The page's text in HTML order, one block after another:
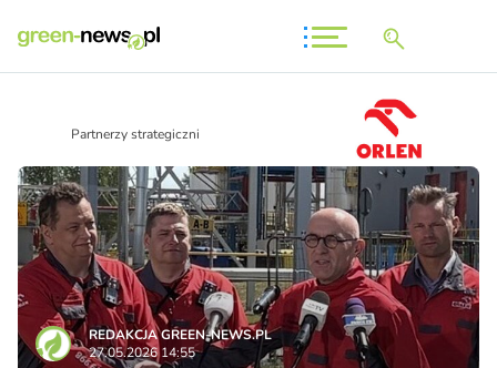
Partnerzy strategiczni
REDAKCJA GREEN-NEWS.PL
27.05.2026 14:55